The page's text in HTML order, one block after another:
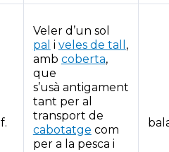
f.
Veler d’un sol
pal i veles de tall ,
amb coberta,
que
s’usà antigament
tant per al
transport de
cabotatge com
per a la pesca i